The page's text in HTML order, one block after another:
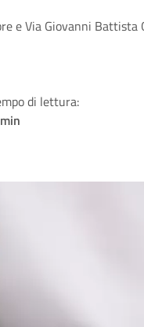
e Via Giovanni
di lettura: